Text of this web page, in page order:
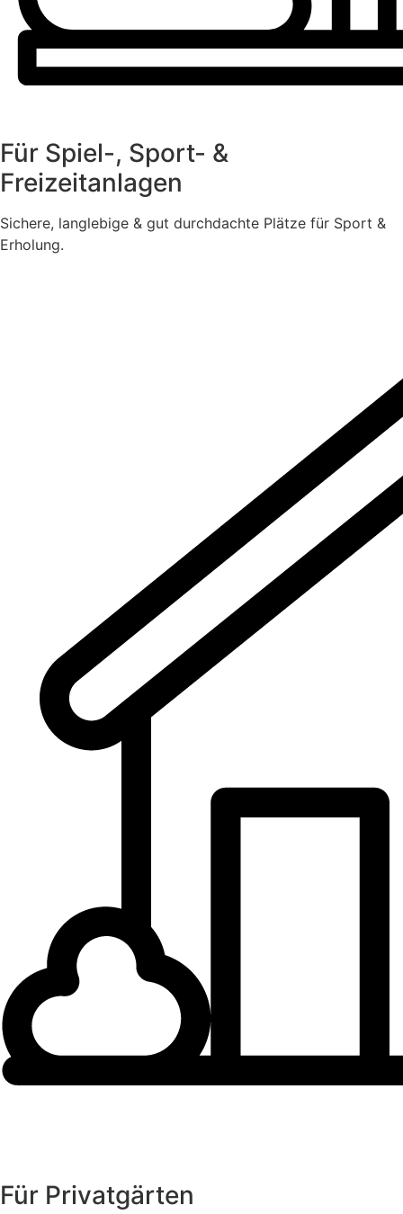
Für Spiel-, Sport- &
Freizeitanlagen
Sichere, langlebige & gut durchdachte Plätze für Sport &
Erholung.
Für Privatgärten